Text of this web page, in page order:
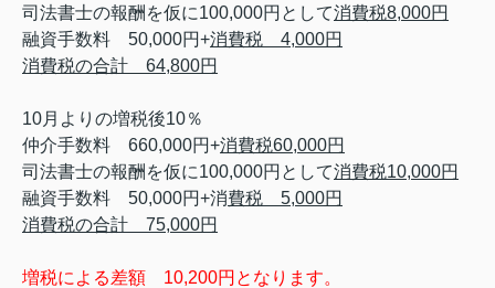
司法書士の報酬を仮に100,000円として消費税8,000円
融資手数料 50,000円+消費税 4,000円
消費税の合計 64,800円
10月よりの増税後10％
仲介手数料 660,000円+消費税60,000円
司法書士の報酬を仮に100,000円として消費税10,000円
融資手数料 50,000円+消費税 5,000円
消費税の合計 75,000円
増税による差額 10,200円となります。